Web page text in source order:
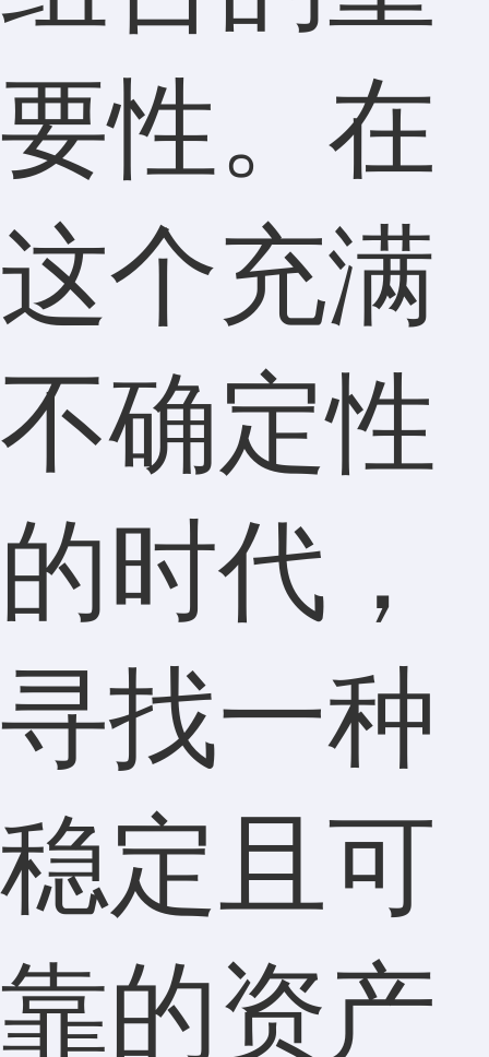
要性。在
这个充满
不确定性
的时代，
寻找一种
稳定且可
靠的资产